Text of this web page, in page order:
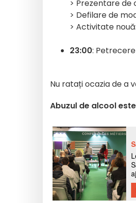
> Prezentare de
> Defilare de
> Activitate
23:00:
Nu ratați ocazia de a
Abuzul de alcool